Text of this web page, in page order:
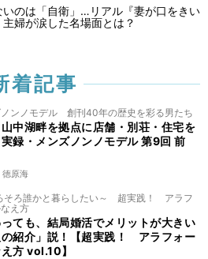
いのは「自衛」…リアル『妻が口をきい
婦が涙した名場面とは？
着記事
ンノモデル 創刊40年の歴史を彩る男たち
中湖畔を拠点に店舗・別荘・住宅を
録・メンズノンノモデル 第9回 前
徳原海
そろ誰かと暮らしたい～ 超実践！ アラフ
え方
ても、結局婚活でメリットが大きい
紹介」説！【超実践！ アラフォー
方 vol.10】